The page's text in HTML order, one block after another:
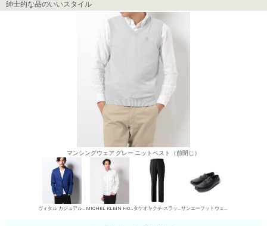
紳士的な品のいいスタイル
マンシングウェア グレー ニットベスト（前閉じ）
ヴィタル カジュアルジャケット MICHEL KLEIN HOMME シャツ タケオキクチ スラックス サンエーフットウェア ローファー